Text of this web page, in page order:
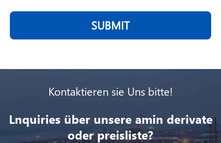
SUBMIT
Kontaktieren sie Uns bitte!
Lnquiries über unsere amin derivate
oder preisliste?